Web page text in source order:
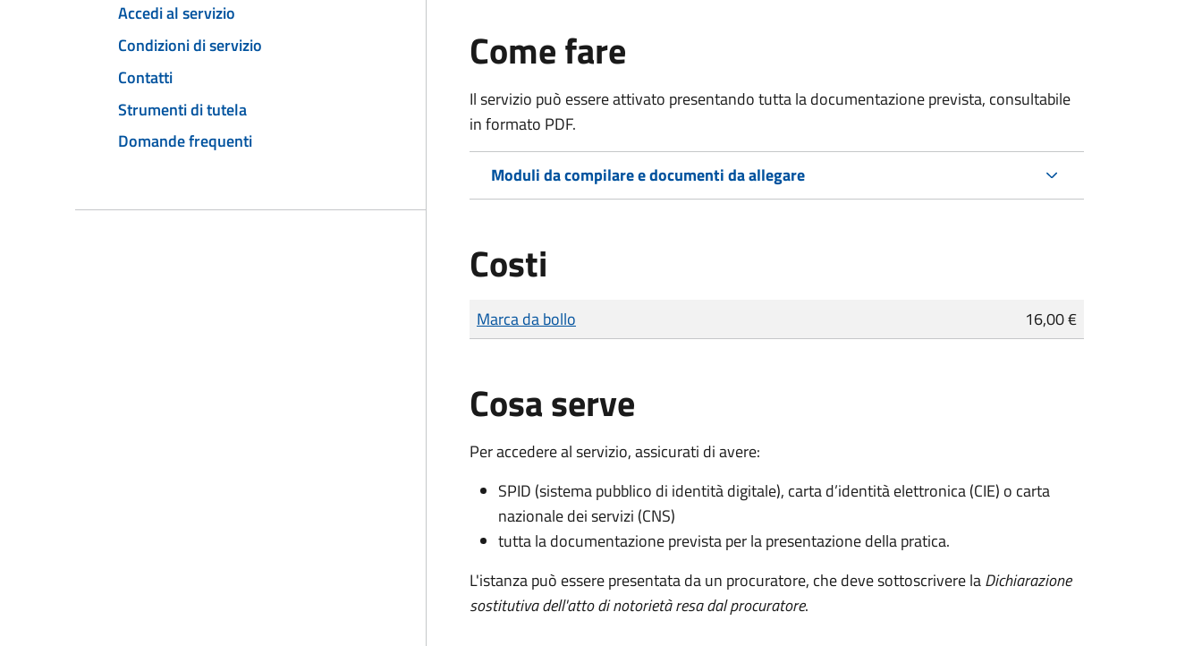
Accedi al servizio
Condizioni di servizio
Contatti
Strumenti di tutela
Domande frequenti
Come fare
Il servizio può essere attivato presentando tutta la documentazione prevista, consultabile
in formato PDF.
Moduli da compilare e documenti da allegare
Costi
Tipo di pagamento
Importo
Marca da bollo 16,00 €
Cosa serve
Per accedere al servizio, assicurati di avere:
SPID (sistema pubblico di identità digitale), carta d’identità elettronica (CIE) o carta
nazionale dei servizi (CNS)
tutta la documentazione prevista per la presentazione della pratica.
L'istanza può essere presentata da un procuratore, che deve sottoscrivere laDichiarazione
sostitutiva dell'atto di notorietà resa dal procuratore.